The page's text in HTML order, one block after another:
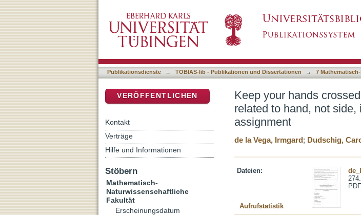
incongruent hand-response key assignment
Publikationsdienste → TOBIAS-lib - Publikationen und Dissertationen → 7
Keep your hands
related to hand, not
assignment
de la Vega, Irmgard; Dudschig,
Dateien:
PDF
Aufrufstatistik
VERÖFFENTLICHEN
Kontakt
Verträge
Hilfe und Informationen
Stöbern
Mathematisch-
Naturwissenschaftliche
Fakultät
Erscheinungsdatum